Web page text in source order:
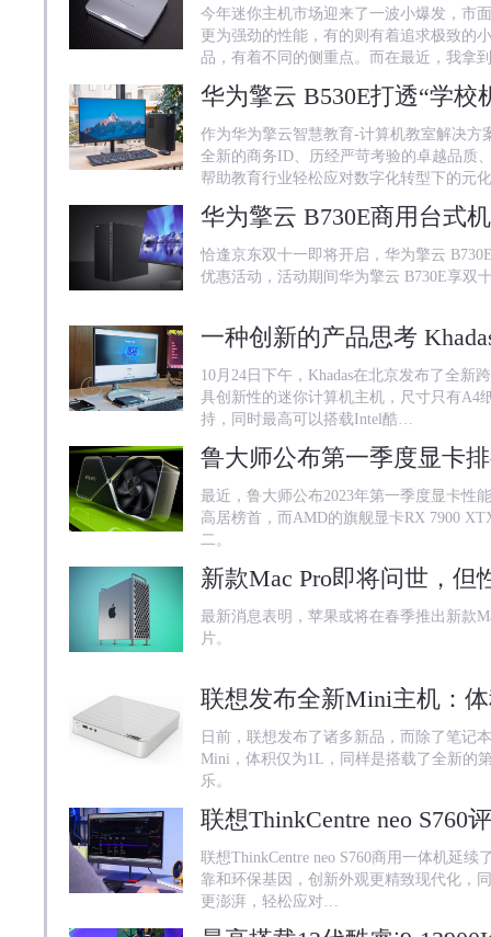
今年迷你主机市场迎来了一波小爆发，市
更为强劲的性能，有的则有着追求极致的
品，有着不同的侧重点。而在最近，我拿
作为华为擎云智慧教育-计算机教室解决
全新的商务ID、历经严苛考验的卓越品质
帮助教育行业轻松应对数字化转型下的元
恰逢京东双十一即将开启，华为擎云
优惠活动，活动期间华为擎云 B730E享双
10月24日下午，Khadas在北京发布了全新
具创新性的迷你计算机主机，尺寸只有A4
持，同时最高可以搭载Intel酷…
鲁大师公布第一季度显卡
最近，鲁大师公布2023年第一季度显卡性
高居榜首，而AMD的旗舰显卡RX 7900
二。
最新消息表明，苹果或将在春季推出新款
片。
日前，联想发布了诸多新品，而除了笔记
Mini，体积仅为1L，同样是搭载了全新的
乐。
联想ThinkCentre neo S760商用一体机延续
靠和环保基因，创新外观更精致现代化，
更澎湃，轻松应对…